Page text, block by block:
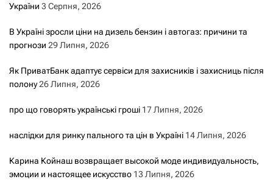
України 3 Серпня, 2026
В Україні зросли ціни на дизель бензин і автогаз: причини та
прогнози 29 Липня, 2026
Як ПриватБанк адаптує сервіси для захисників і захисниць після
полону26 Липня, 2026
про що говорять українські гроші 17 Липня, 2026
наслідки для ринку пального та цін в Україні 14 Липня, 2026
Карина Койнаш возвращает высокой моде индивидуальность,
эмоции и настоящее искусство 13 Липня, 2026